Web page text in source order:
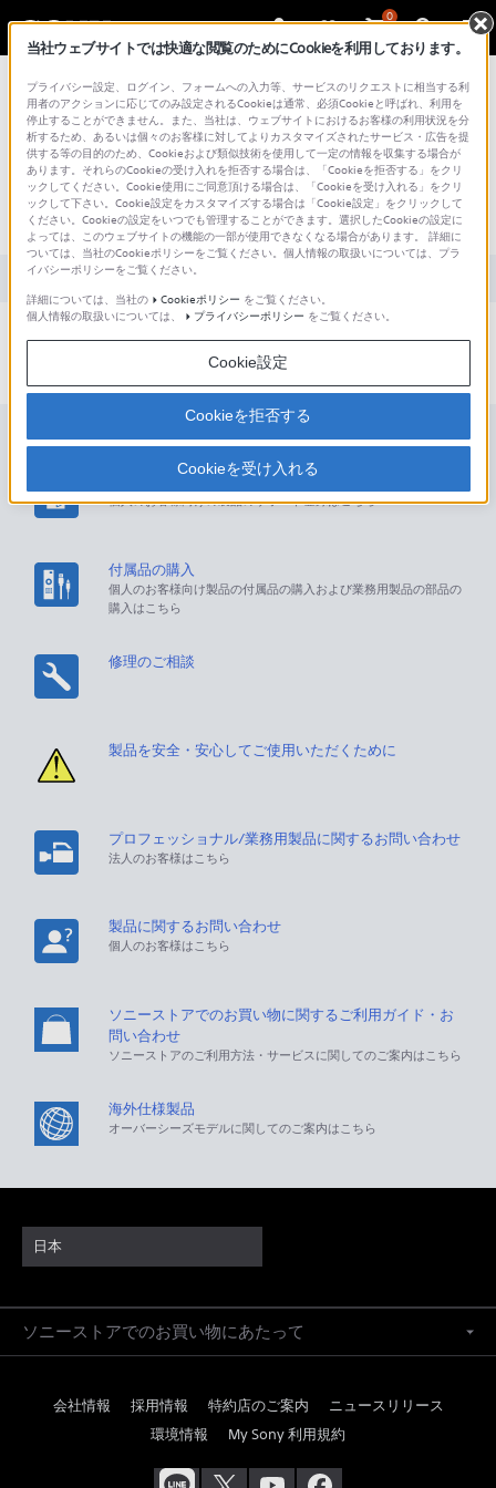
0
総合サポート・お問い合わせ
文書番号 : S1110278022742 / 最終更新日 : 2025/03/11
動体検知機能はありますか？
製品のサポート登録について
個人のお客様向けの製品のサポート登録はこちら
付属品の購入
個人のお客様向け製品の付属品の購入および業務用製品の部品の
購入はこちら
修理のご相談
製品を安全・安心してご使用いただくために
プロフェッショナル/業務用製品に関するお問い合わせ
法人のお客様はこちら
製品に関するお問い合わせ
個人のお客様はこちら
ソニーストアでのお買い物に関するご利用ガイド・お
問い合わせ
ソニーストアのご利用方法・サービスに関してのご案内はこちら
海外仕様製品
オーバーシーズモデルに関してのご案内はこちら
日本
ソニーストアでのお買い物にあたって
会社情報 採用情報 特約店のご案内
ニュースリリース
環境情報
My Sony 利用規約
当社ウェブサイトでは快適な閲覧のためにCookieを利用しております。
プライバシー設定、ログイン、フォームへの入力等、サービスのリクエストに相当する利
用者のアクションに応じてのみ設定されるCookieは通常、必須Cookieと呼ばれ、利用を
停止することができません。また、当社は、ウェブサイトにおけるお客様の利用状況を分
析するため、あるいは個々のお客様に対してよりカスタマイズされたサービス・広告を提
供する等の目的のため、Cookieおよび類似技術を使用して一定の情報を収集する場合が
あります。それらのCookieの受け入れを拒否する場合は、「Cookieを拒否する」をクリ
ックしてください。Cookie使用にご同意頂ける場合は、「Cookieを受け入れる」をクリ
ックして下さい。Cookie設定をカスタマイズする場合は「Cookie設定」をクリックして
ください。Cookieの設定をいつでも管理することができます。選択したCookieの設定に
よっては、このウェブサイトの機能の一部が使用できなくなる場合があります。 詳細に
ついては、当社のCookieポリシーをご覧ください。個人情報の取扱いについては、プラ
イバシーポリシーをご覧ください。
詳細については、当社の
Cookieポリシー をご覧ください。
個人情報の取扱いについては、
プライバシーポリシー をご覧ください。
Cookie設定
Cookieを拒否する
Cookieを受け入れる